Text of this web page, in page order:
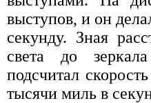
выступов, и он
секунду. Зная
света до
подсчитал
тысячи миль в